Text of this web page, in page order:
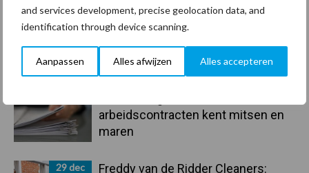
and services development, precise geolocation data, and
identification through device scanning.
Aanpassen Alles afwijzen Alles accepteren
Primaire
Sidebar
Recent nieuws Partner nieuws
arbeidscontracten kent mitsen en
maren
29 dec
Freddy van de Ridder Cleaners: